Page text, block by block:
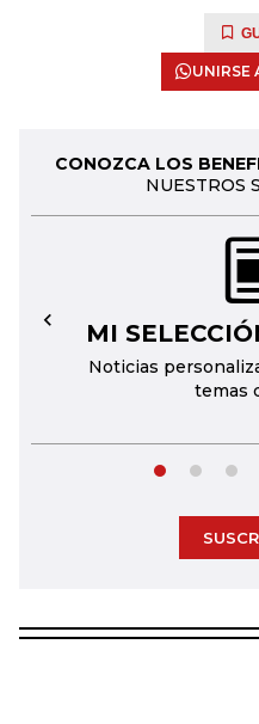
UNIRSE
CONOZCA LOS
NUESTROS
MI
Noticias
temas
←